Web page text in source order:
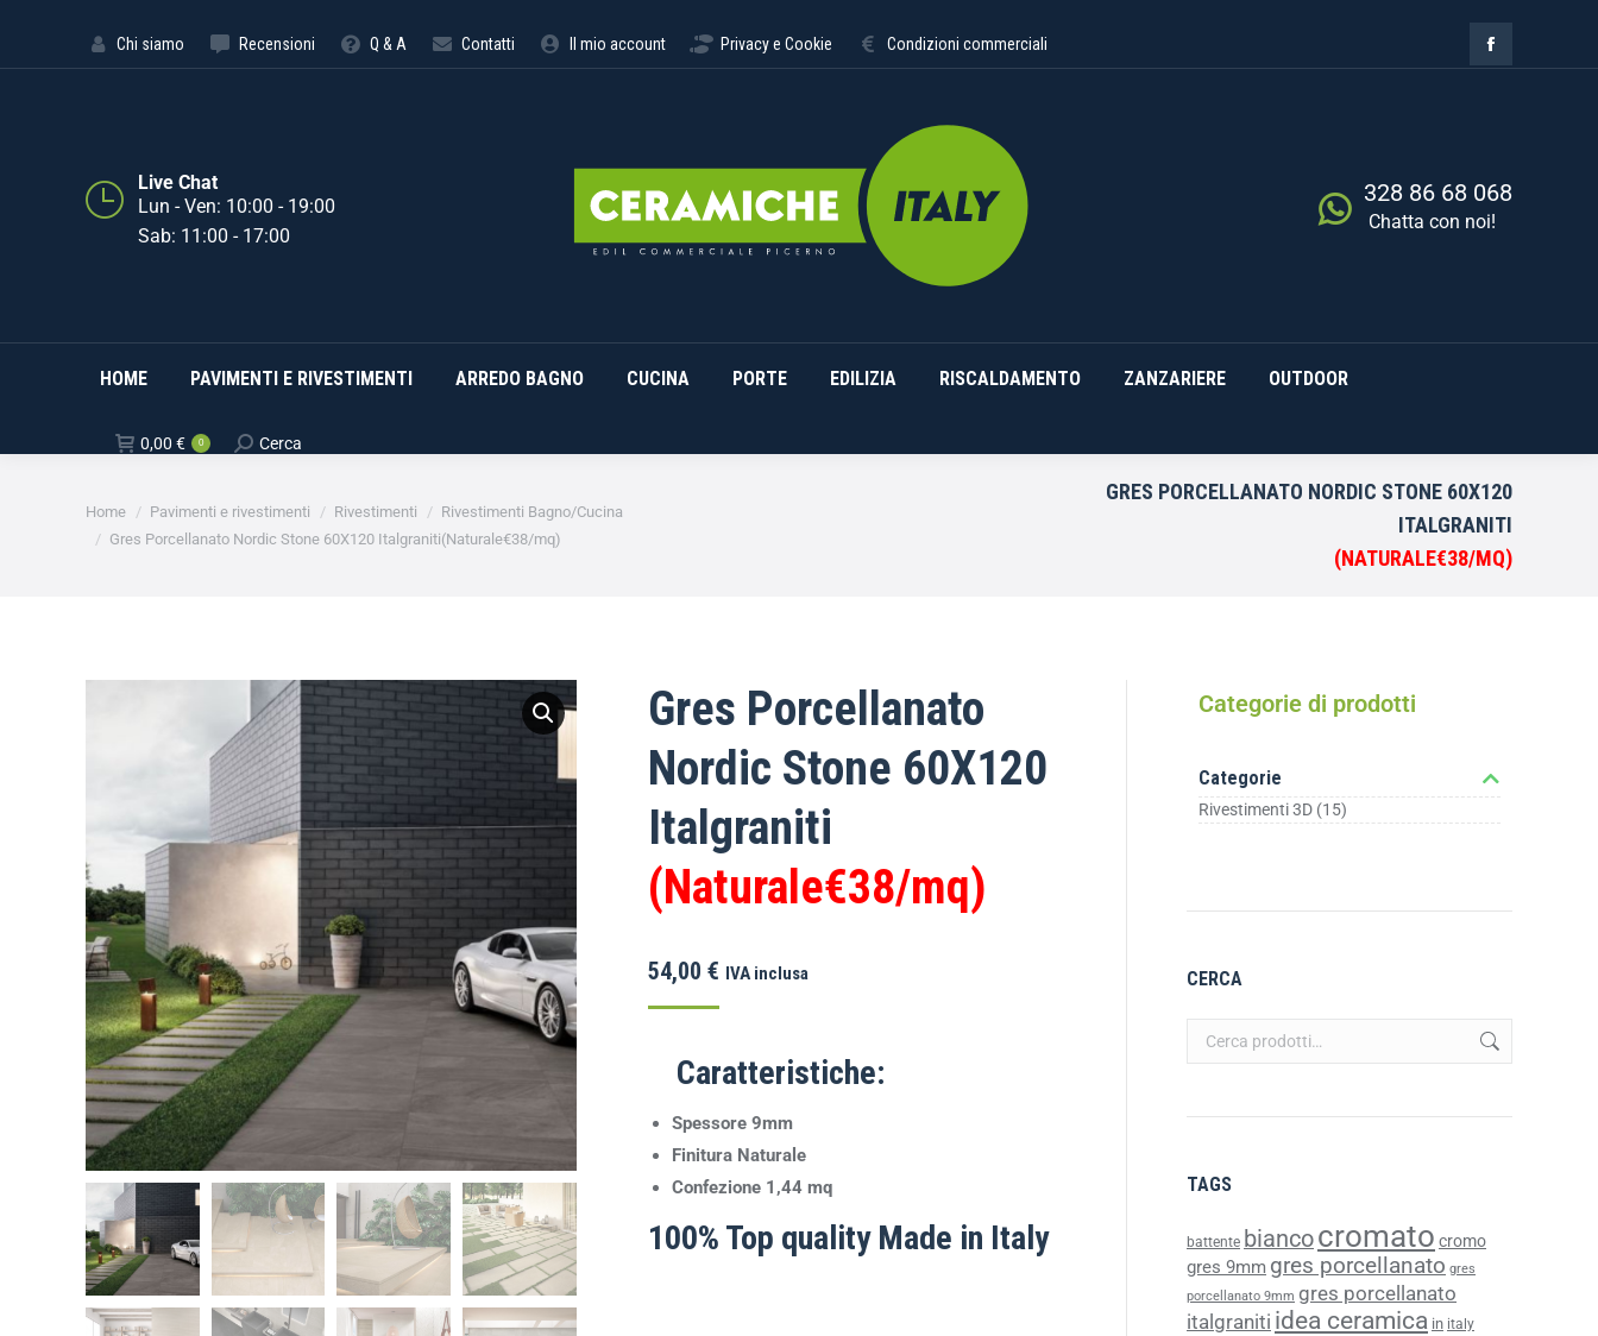
Chi siamo Recensioni Q & A Contatti Il mio account Privacy e Cookie Condizioni commerciali
Live Chat
Lun - Ven: 10:00 - 19:00
Sab: 11:00 - 17:00
328 86 68 068
Chatta con noi!
HOME PAVIMENTI E RIVESTIMENTI ARREDO BAGNO CUCINA PORTE EDILIZIA RISCALDAMENTO ZANZARIERE OUTDOOR
0,00 € 0 Cerca
Tu sei qui:
Home Pavimenti e rivestimenti Rivestimenti
Rivestimenti Bagno/Cucina
Gres Porcellanato Nordic Stone 60X120 Italgraniti(Naturale€38/mq)
GRES PORCELLANATO NORDIC STONE 60X120
ITALGRANITI
(NATURALE€38/MQ)
Gres Porcellanato
Nordic Stone 60X120
Italgraniti
(Naturale€38/mq)
54,00 € IVA inclusa
Caratteristiche:
Spessore 9mm
Finitura Naturale
Confezione 1,44 mq
100% Top quality Made in Italy
Categorie di prodotti
Categorie
Rivestimenti 3D (15)
CERCA
TAGS
battente biancocromato cromo
gres 9mm gres porcellanato gres
porcellanato 9mm gres porcellanato
italgraniti idea ceramica in italy
HOME PAVIMENTI E RIVESTIMENTI ARREDO BAGNO CUCINA PORTE EDILIZIA